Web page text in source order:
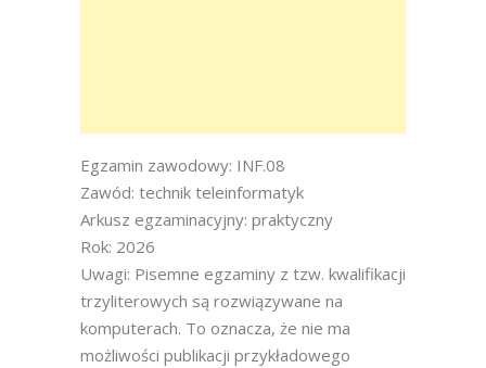
Egzamin zawodowy: INF.08
Zawód: technik teleinformatyk
Arkusz egzaminacyjny: praktyczny
Rok: 2026
Uwagi: Pisemne egzaminy z tzw. kwalifikacji
trzyliterowych są rozwiązywane na
komputerach. To oznacza, że nie ma
możliwości publikacji przykładowego